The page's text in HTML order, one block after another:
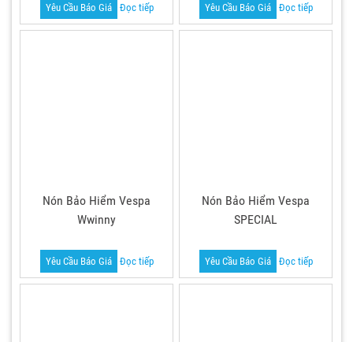
Yêu Cầu Báo Giá Đọc tiếp Yêu Cầu Báo Giá Đọc tiếp
Nón Bảo Hiểm Vespa
Wwinny
Yêu Cầu Báo Giá Đọc tiếp
Nón Bảo Hiểm Vespa
SPECIAL
Yêu Cầu Báo Giá Đọc tiếp